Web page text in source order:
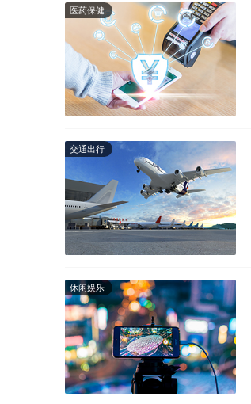
医药保健
交通出行
休闲娱乐